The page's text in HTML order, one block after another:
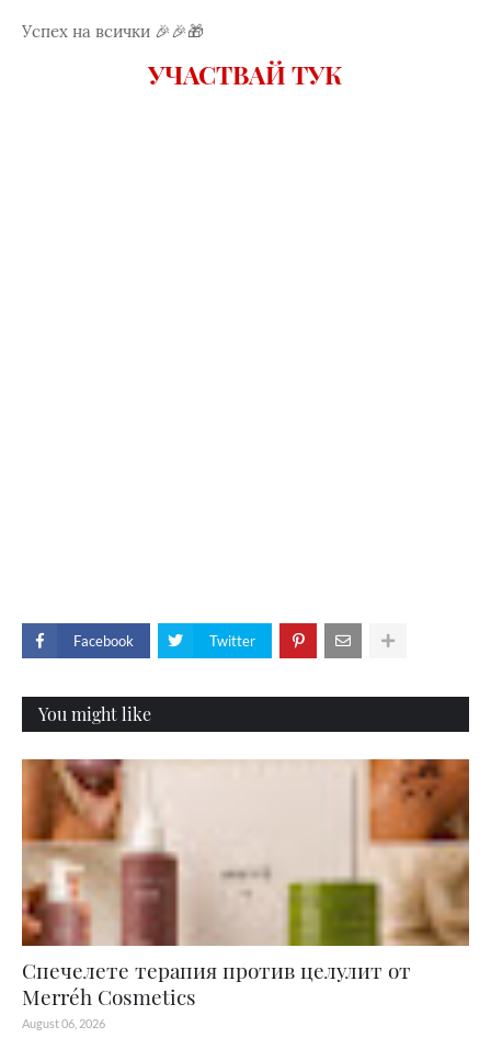
Успех на всички 🎉🎉🎁
УЧАСТВАЙ ТУК
Facebook Twitter
You might like
Спечелете терапия против целулит от
Merréh Cosmetics
August 06, 2026